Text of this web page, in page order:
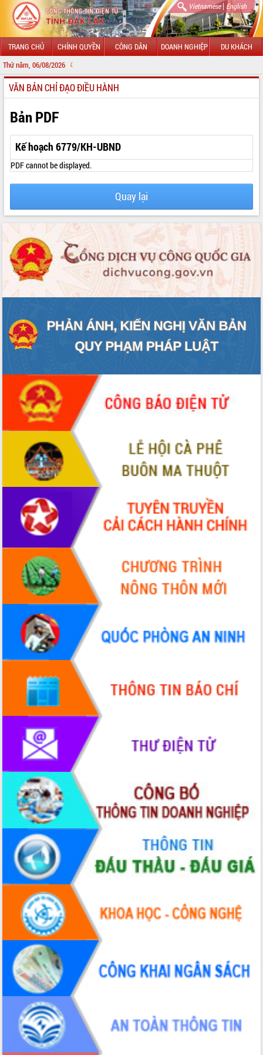
Vietnamese| English
TRANG CHỦ CHÍNH QUYỀN CÔNG DÂN DOANH NGHIỆP DU KHÁCH
Thứ năm, 06/08/2026
GIỚI THIỆU
LÃNH ĐẠO UBND TỈNH
TIN TỨC SỰ KIỆN
SỞ, BAN, NGÀNH
UBND CÁC XÃ, PHƯỜNG
THÔNG TIN CHỈ ĐẠO ĐIỀU HÀNH
VĂN BẢN HĐND TỈNH
ĐIỂM TIN VĂN BẢN
Không có file video nào để phát.
ALBUM ẢNH
LIÊN KẾT WEB
VĂN BẢN CHỈ ĐẠO ĐIỀU HÀNH
Bản PDF
Kế hoạch 6779/KH-UBND
PDF cannot be displayed.
Quay lại